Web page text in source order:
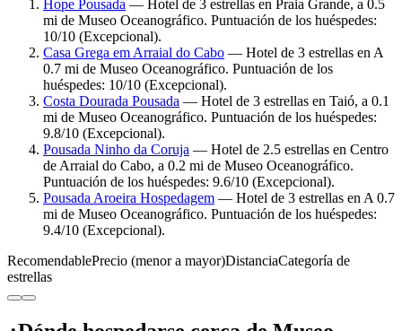
Hope Pousada — Hotel de 3 estrellas en Praia Grande, a 0.5
mi de Museo Oceanográfico. Puntuación de los huéspedes:
10/10 (Excepcional).
Casa Grega em Arraial do Cabo — Hotel de 3 estrellas en A
0.7 mi de Museo Oceanográfico. Puntuación de los
huéspedes: 10/10 (Excepcional).
Costa Dourada Pousada — Hotel de 3 estrellas en Taió, a 0.1
mi de Museo Oceanográfico. Puntuación de los huéspedes:
9.8/10 (Excepcional).
Pousada Ninho da Coruja — Hotel de 2.5 estrellas en Centro
de Arraial do Cabo, a 0.2 mi de Museo Oceanográfico.
Puntuación de los huéspedes: 9.6/10 (Excepcional).
Pousada Aroeira Hospedagem — Hotel de 3 estrellas en A 0.7
mi de Museo Oceanográfico. Puntuación de los huéspedes:
9.4/10 (Excepcional).
RecomendablePrecio (menor a mayor)DistanciaCategoría de
estrellas